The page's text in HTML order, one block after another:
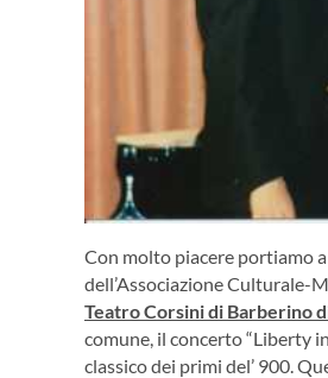
Con molto piacere portiamo
dell’Associazione Culturale-
Teatro Corsini di Barberino
comune, il concerto “Liberty
classico dei primi del’ 900.